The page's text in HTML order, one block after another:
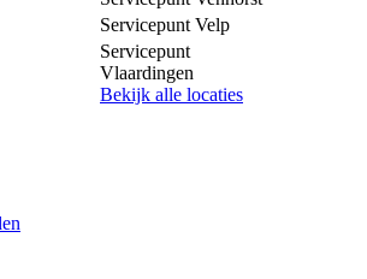
Servicepunt Velp
Servicepunt
Vlaardingen
Bekijk alle locaties